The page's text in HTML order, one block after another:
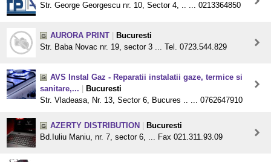
Str. George Georgescu nr. 10, Sector 4, .. ... 0213364850
AURORA PRINT
Bucuresti
Str. Baba Novac nr. 19, sector 3 ... Tel. 0723.544.829
AVS Instal Gaz - Reparatii instalatii gaze, termice si
sanitare,...
Bucuresti
Str. Vladeasa, Nr. 13, Sector 6, Bucures .. ... 0762647910
AZERTY DISTRIBUTION
Bucuresti
Bd.Iuliu Maniu, nr. 7, sector 6, ... Fax 021.311.93.09